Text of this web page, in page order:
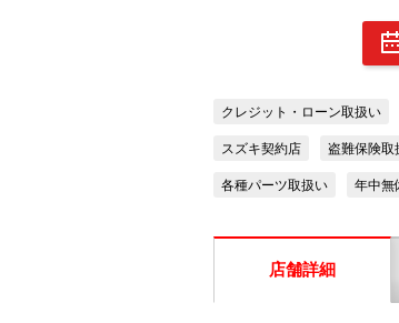
クレジット・ローン取扱い
スズキ契約店 盗難保険取
各種パーツ取扱い 年中無
店舗詳細